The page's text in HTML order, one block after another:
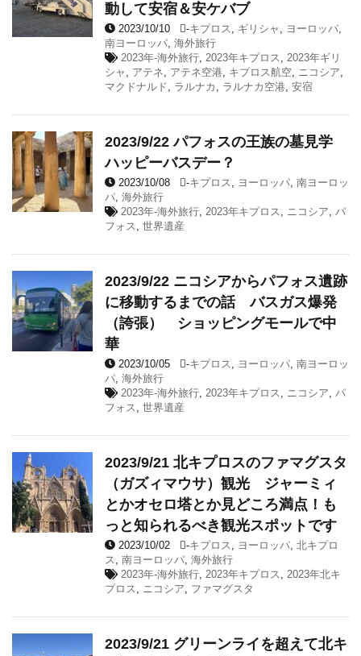
動して安宿＆安ケバブ
2023/10/10 -キプロス , ギリシャ , ヨーロッパ,
南ヨーロッパ, 海外旅行
2023年-海外旅行, 2023年キプロス , 2023年ギリ
シャ , アテネ, アテネ空港, キプロス航空, ニコシア,
マクドナルド, ラルナカ , ラルナカ空港, 安宿
2023/9/22 パフォスの王族の墓見学
ハッピーバスデー？
2023/10/08 -キプロス , ヨーロッパ, 南ヨーロッ
パ, 海外旅行
2023年-海外旅行, 2023年キプロス , ニコシア, パ
フォス , 世界遺産
2023/9/22 ニコシアからパフォス遺跡
に移動するまでの話 バスガス爆発
（誇張） ショッピングモールで中
華
2023/10/05 -キプロス , ヨーロッパ, 南ヨーロッ
パ, 海外旅行
2023年-海外旅行, 2023年キプロス , ニコシア, パ
フォス , 世界遺産
2023/9/21 北キプロスのファマグスタ
（ガズィマウサ）観光 ジャーミィ
とかオセロ塔とか見どころ満点！も
っと知られるべき観光スポットです
2023/10/02 -キプロス , ヨーロッパ, 北キプロ
ス , 南ヨーロッパ, 海外旅行
2023年-海外旅行, 2023年キプロス , 2023年北キ
プロス , ニコシア, ファマグスタ
2023/9/21 グリーンライを超えて北キ